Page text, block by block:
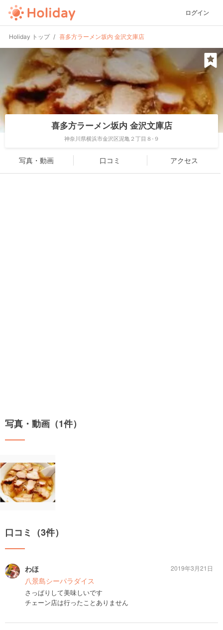
ログイン
Holiday トップ 喜多方ラーメン坂内 金沢文庫店
喜多方ラーメン坂内 金沢文庫店
神奈川県横浜市金沢区泥亀２丁目８-９
写真・動画 口コミ アクセス
写真・動画（1件）
口コミ（3件）
わほ
八景島シーパラダイス
さっぱりして美味しいです
チェーン店は行ったことありません
2019年3月21日